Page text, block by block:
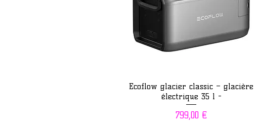
Aperçu rapide
Ecoflow glacier classic – glacière
électrique 35 l -
Prix
799,00 €